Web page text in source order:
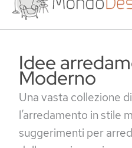
contenuto
Idee
Moderno
Una vasta collezione
l’arredamento in stile
suggerimenti per